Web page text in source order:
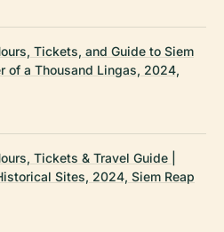
Tickets, and Guide to Siem
of a Thousand Lingas, 2024,
Tickets & Travel Guide |
Sites, 2024, Siem Reap